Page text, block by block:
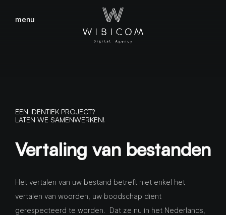
menu
Vertaling van bestanden
Het vertalen van uw bestand betreft niet enkel het
vertalen van woorden, uw boodschap dient
gerespecteerd te worden. Dat ze nu in het Nederlands,
EEN IDENTIEK PROJECT?
LATEN WE SAMENWERKEN!